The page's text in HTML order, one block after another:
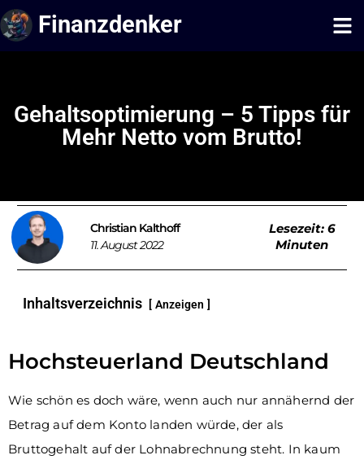
Finanzdenker
Gehaltsoptimierung – 5 Tipps für
Mehr Netto vom Brutto!
Christian Kalthoff
11. August 2022
Lesezeit: 6
Minuten
Inhaltsverzeichnis Anzeigen
Hochsteuerland Deutschland
Wie schön es doch wäre, wenn auch nur annähernd der
Betrag auf dem Konto landen würde, der als
Bruttogehalt auf der Lohnabrechnung steht. In kaum